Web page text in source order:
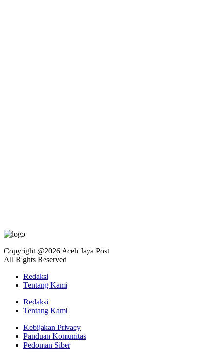
Copyright @2026 Aceh Jaya Post
All Rights Reserved
Redaksi
Tentang Kami
Redaksi
Tentang Kami
Kebijakan Privacy
Panduan Komunitas
Pedoman Siber